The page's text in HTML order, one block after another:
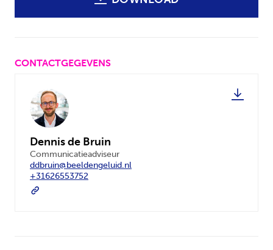
CONTACTGEGEVENS
Dennis de Bruin
Communicatieadviseur
ddbruin@beeldengeluid.nl
+31626553752